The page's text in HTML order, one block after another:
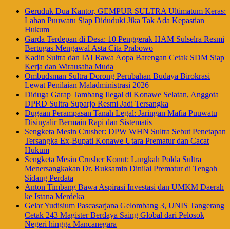
Geruduk Dua Kantor, GEMPUR SULTRA Ultimatum Keras:
Lahan Puuwatu Siap Diduduki Jika Tak Ada Kepastian
Hukum
Garda Terdepan di Desa: 10 Penggerak HAM Sulselra Resmi
Bertugas Mengawal Asta Cita Prabowo
Kadin Sultra dan IAI Rawa Aopa Barengan Cetak SDM Siap
Kerja dan Wirausaha Muda
Ombudsman Sultra Dorong Perubahan Budaya Birokrasi
Lewat Penilaian Maladministrasi 2026
Diduga Garap Tambang Ilegal di Konawe Selatan, Anggota
DPRD Sultra Suparjo Resmi Jadi Tersangka
Dugaan Perampasan Tanah Legal: Jaringan Mafia Puuwatu
Disinyalir Bermain Rapi dan Sistematis
Sengketa Mesin Crusher: DPW WHN Sultra Sebut Penetapan
Tersangka Ex-Bupati Konawe Utara Prematur dan Cacat
Hukum
Sengketa Mesin Crusher Konut: Langkah Polda Sultra
Menersangkakan Dr. Ruksamin Dinilai Prematur di Tengah
Sidang Perdata
Anton Timbang Bawa Aspirasi Investasi dan UMKM Daerah
ke Istana Merdeka
Gelar Yudisium Pascasarjana Gelombang 3, UNIS Tangerang
Cetak 243 Magister Berdaya Saing Global dari Pelosok
Negeri hingga Mancanegara